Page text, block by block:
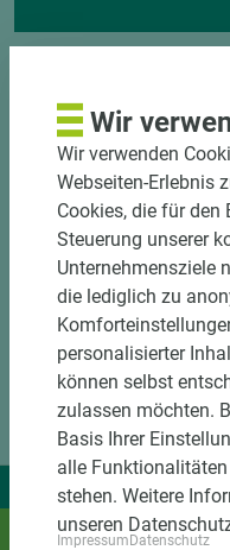
DOWNLOADS
Wir liefern Ideen.
Und das passende Holz
Wir
Wir verwenden
Webseiten-Erlebnis
Cookies, die für den
Steuerung unserer
Unternehmensziele
die lediglich zu
personalisierter
können selbst
zulassen möchten.
Basis Ihrer
alle
stehen. Weitere
unseren
ImpressumDatenschutz